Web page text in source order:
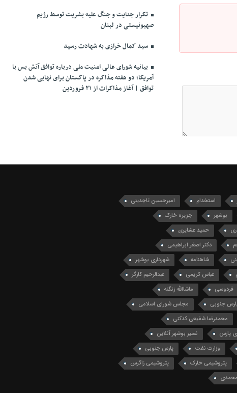
تکرار جنایت و جنگ علیه بشریت توسط رژیم
صهیونیستی در لبنان
سید کمال خرازی به شهادت رسید
بیانیه شورای عالی امنیت ملی درباره توافق آتش بس با
آمریکا؛ دو هفته مذاکره در پاکستان برای نهایی شدن
توافق | آغاز مذاکرات از ۲۱ فروردین
استخدام
امیرحسین تاجدینی
بوشهر
جزیره خارک
حمید عشایری
دکتر اصغر ابراهیمی
شاهنامه
شهرداری بوشهر
عباس کریمی
عبدالرحیم کارگر
فردوسی
ماشاالله زنگنه
جنوبی
مجلس شورای اسلامی
محمدرضا شفیعی کدکنی
پارس
نصیر بوشهر آنلاین
وزارت نفت
پارس جنوبی
پتروشیمی خارک
پتروشیمی زاگرس